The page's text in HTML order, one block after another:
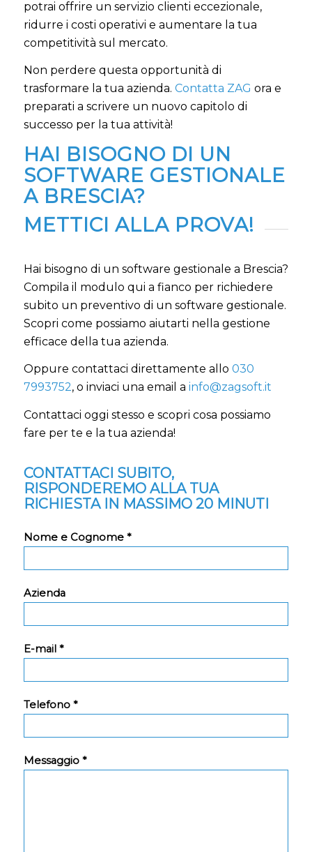
potrai offrire un servizio clienti eccezionale,
ridurre i costi operativi e aumentare la tua
competitività sul mercato.
Non perdere questa opportunità di
trasformare la tua azienda. Contatta ZAG ora e
preparati a scrivere un nuovo capitolo di
successo per la tua attività!
HAI BISOGNO DI UN
SOFTWARE GESTIONALE
A BRESCIA?
METTICI ALLA PROVA!
Hai bisogno di un software gestionale a Brescia?
Compila il modulo qui a fianco per richiedere
subito un preventivo di un software gestionale.
Scopri come possiamo aiutarti nella gestione
efficace della tua azienda.
Oppure contattaci direttamente allo 030
7993752, o inviaci una email a info@zagsoft.it
Contattaci oggi stesso e scopri cosa possiamo
fare per te e la tua azienda!
CONTATTACI SUBITO,
RISPONDEREMO ALLA TUA
RICHIESTA IN MASSIMO 20 MINUTI
Nome e Cognome *
Azienda
E-mail *
Telefono *
Messaggio *